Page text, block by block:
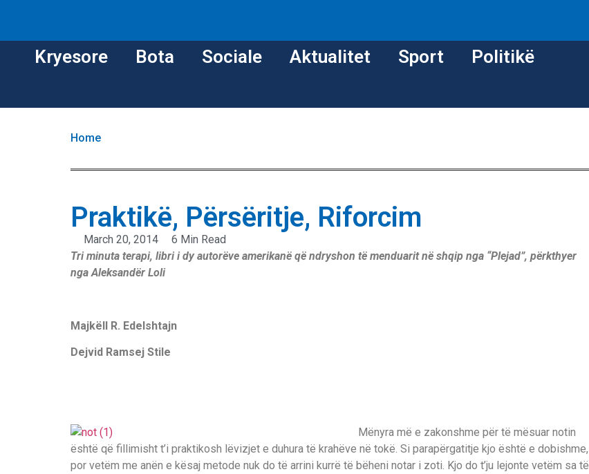
Kryesore Bota Sociale Aktualitet Sport Politikë
Home
Praktikë, Përsëritje, Riforcim
March 20, 2014
6 Min Read
Tri minuta terapi, libri i dy autorëve amerikanë që ndryshon të menduarit në shqip nga “Plejad”, përkthyer
nga Aleksandër Loli
Majkëll R. Edelshtajn
Dejvid Ramsej Stile
Mënyra më e zakonshme për të mësuar notin
është që fillimisht t’i praktikosh lëvizjet e duhura të krahëve në tokë. Si parapërgatitje kjo është e dobishme,
por vetëm me anën e kësaj metode nuk do të arrini kurrë të bëheni notar i zoti. Kjo do t’ju lejonte vetëm sa të